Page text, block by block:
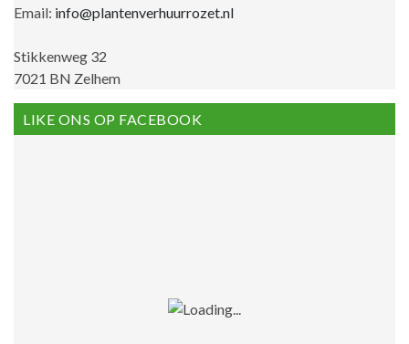
Email: info@plantenverhuurrozet.nl
Stikkenweg 32
7021 BN Zelhem
LIKE ONS OP FACEBOOK